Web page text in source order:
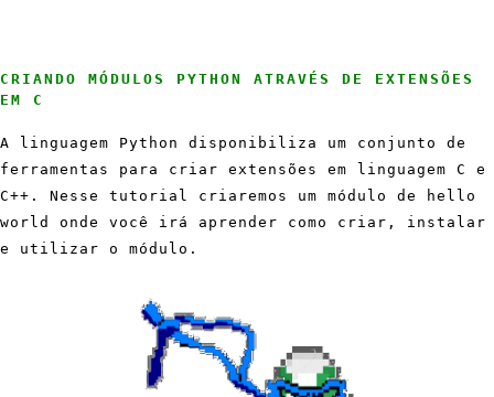
CRIANDO MÓDULOS PYTHON ATRAVÉS DE EXTENSÕES
EM C
A linguagem Python disponibiliza um conjunto de
ferramentas para criar extensões em linguagem C e
C++. Nesse tutorial criaremos um módulo de hello
world onde você irá aprender como criar, instalar
e utilizar o módulo.